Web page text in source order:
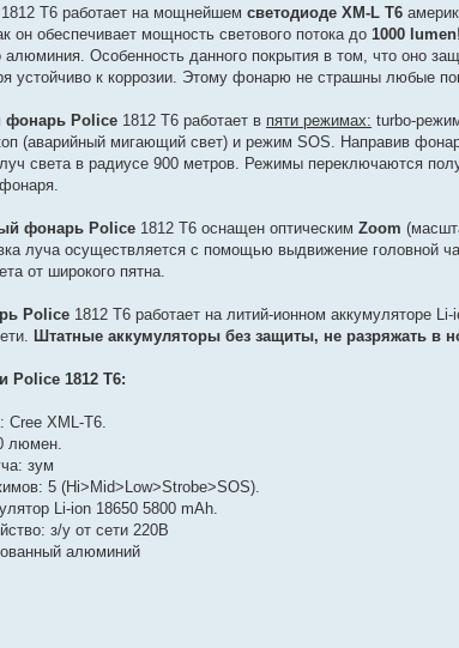
1812 T6 работает на мощнейшем светодиоде XM-L T6
он обеспечивает мощность светового потока до 1000 lumen
алюминия. Особенность данного покрытия в том, что оно
устойчиво к коррозии. Этому фонарю не страшны любые
фонарь Police 1812 T6 работает в пяти режимах: turbo-
(аварийный мигающий свет) и режим SOS. Направив
света в радиусе 900 метров. Режимы переключаются
фонарь Police 1812 T6 оснащен оптическим Zoom
луча осуществляется с помощью выдвижение головной
от широкого пятна.
Police 1812 T6 работает на литий-ионном аккумуляторе
Штатные аккумуляторы без защиты, не разряжать в
Police 1812 T6:
Cree XML-T6.
люмен.
зум
5 (Hi>Mid>Low>Strobe>SOS).
Li-ion 18650 5800 mAh.
з/у от сети 220В
алюминий